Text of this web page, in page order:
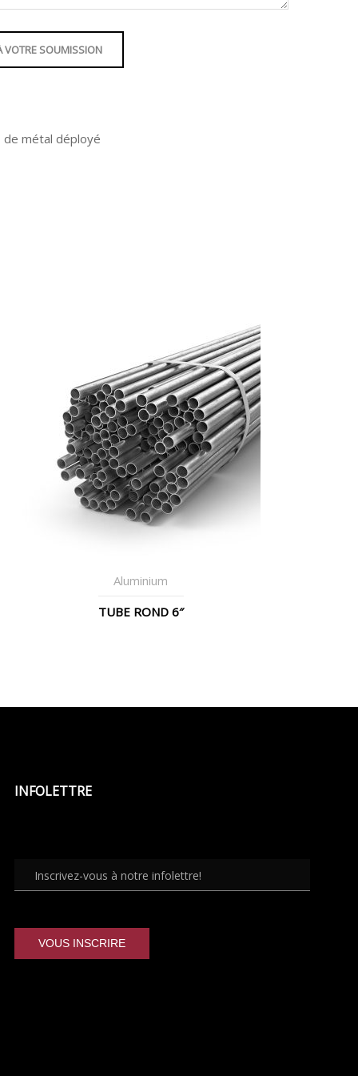
VOTRE SOUMISSION
de métal déployé
Aluminium
TUBE ROND 6″
INFOLETTRE